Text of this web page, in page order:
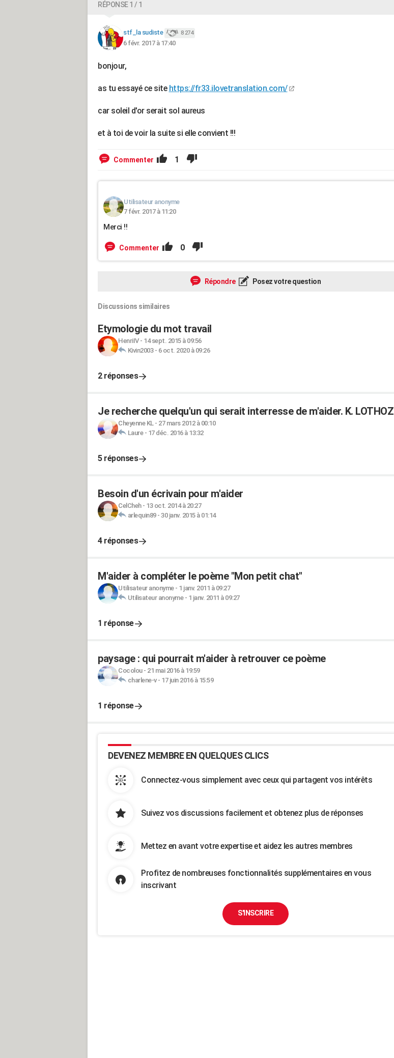
RÉPONSE 1 / 1
stf_la sudiste 8 274
6 févr. 2017 à 17:40
bonjour,
as tu essayé ce site https://fr33.ilovetranslation.com/
car soleil d'or serait sol aureus
et à toi de voir la suite si elle convient !!!
Commenter 1
Utilisateur anonyme
7 févr. 2017 à 11:20
Merci !!
Commenter 0
Répondre Posez votre question
Discussions similaires
Etymologie du mot travail
HenriIV- 14 sept. 2015 à 09:56
Kivin2003- 6 oct. 2020 à 09:26
2 réponses
Je recherche quelqu'un qui serait interresse de m'aider. K. LOTHOZ
Cheyenne KL- 27 mars 2012 à 00:10
Laure- 17 déc. 2016 à 13:32
5 réponses
Besoin d'un écrivain pour m'aider
CelCheh- 13 oct. 2014 à 20:27
arlequin89- 30 janv. 2015 à 01:14
4 réponses
M'aider à compléter le poème "Mon petit chat"
Utilisateur anonyme- 1 janv. 2011 à 09:27
Utilisateur anonyme- 1 janv. 2011 à 09:27
1 réponse
paysage : qui pourrait m'aider à retrouver ce poème
Cocolou- 21 mai 2016 à 19:59
charlene-v- 17 juin 2016 à 15:59
1 réponse
DEVENEZ MEMBRE EN QUELQUES CLICS
Connectez-vous simplement avec ceux qui partagent vos intérêts
Suivez vos discussions facilement et obtenez plus de réponses
Mettez en avant votre expertise et aidez les autres membres
Profitez de nombreuses fonctionnalités supplémentaires en vous
inscrivant
S'INSCRIRE